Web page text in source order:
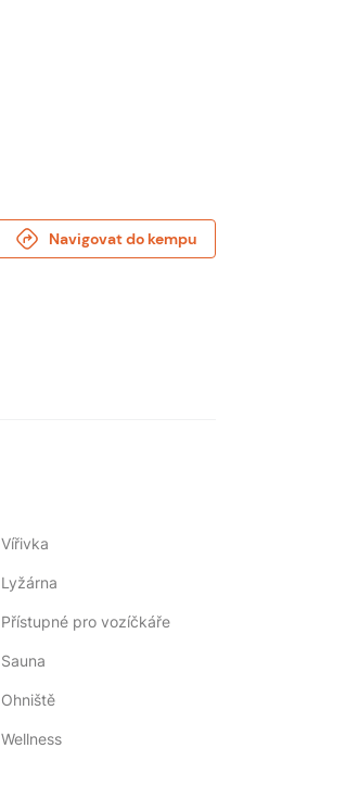
Navigovat do kempu
Vířivka
Lyžárna
Přístupné pro vozíčkáře
Sauna
Ohniště
Wellness